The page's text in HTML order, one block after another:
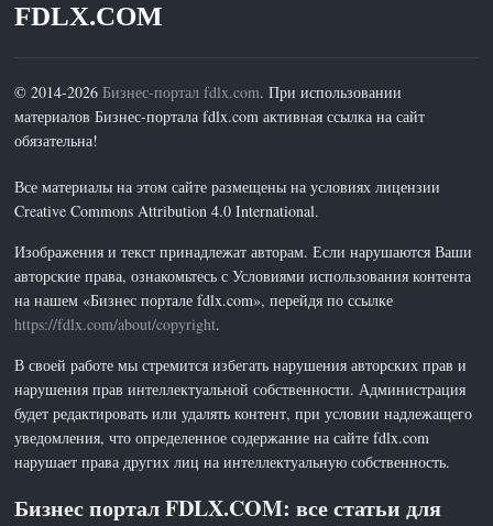
FDLX.COM
© 2014-2026Бизнес-портал fdlx.com. При использовании
материалов Бизнес-портала fdlx.com активная ссылка на сайт
обязательна!
Все материалы на этом сайте размещены на условиях лицензии
Creative Commons Attribution 4.0 International.
Изображения и текст принадлежат авторам. Если нарушаются Ваши
авторские права, ознакомьтесь с Условиями использования контента
на нашем «Бизнес портале fdlx.com», перейдя по ссылке
https://fdlx.com/about/copyright.
В своей работе мы стремится избегать нарушения авторских прав и
нарушения прав интеллектуальной собственности. Администрация
будет редактировать или удалять контент, при условии надлежащего
уведомления, что определенное содержание на сайте fdlx.com
нарушает права других лиц на интеллектуальную собственность.
Бизнес портал FDLX.COM: все статьи для